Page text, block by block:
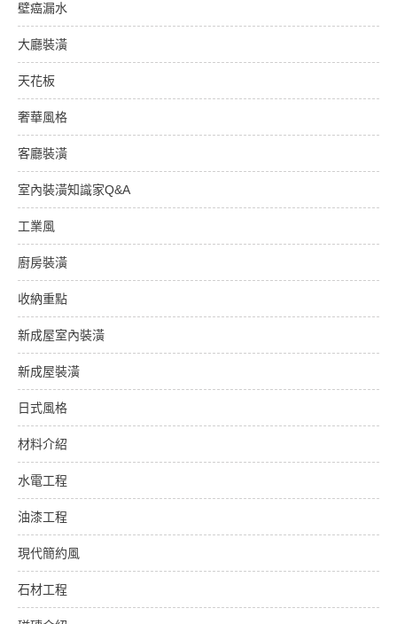
壁癌漏水
大廳裝潢
天花板
奢華風格
客廳裝潢
室內裝潢知識家Q&A
工業風
廚房裝潢
收納重點
新成屋室內裝潢
新成屋裝潢
日式風格
材料介紹
水電工程
油漆工程
現代簡約風
石材工程